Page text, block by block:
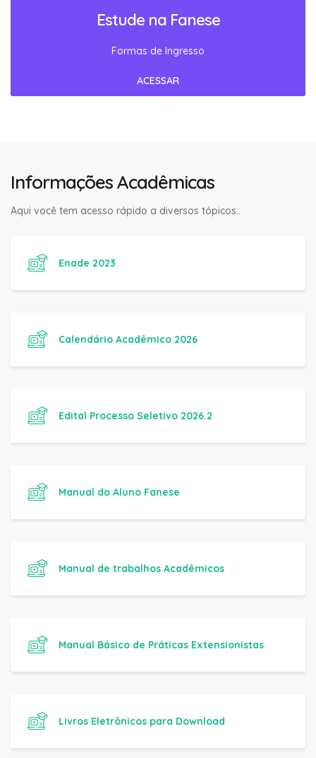
Estude na Fanese
Formas de Ingresso
ACESSAR
Informações Acadêmicas
Aqui você tem acesso rápido a diversos tópicos..
Enade 2023
Calendário Acadêmico 2026
Edital Processo Seletivo 2026.2
Manual do Aluno Fanese
Manual de trabalhos Acadêmicos
Manual Básico de Práticas Extensionistas
Livros Eletrônicos para Download